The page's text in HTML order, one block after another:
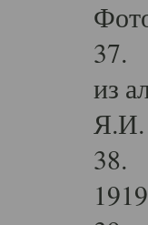
37.
из
Я.И.
38.